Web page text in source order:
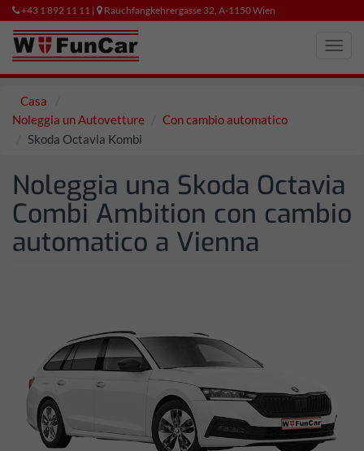
+43 1 892 11 11 | Rauchfangkehrergasse 32, A-1150 Wien
Casa
Noleggia un Autovetture
Con cambio automatico
Skoda Octavia Kombi
Noleggia una Skoda Octavia
Combi Ambition con cambio
automatico a Vienna